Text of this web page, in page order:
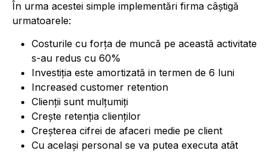
În urma acestei simple implementări firma câştigă
urmatoarele:
Costurile cu forţa de muncă pe această activitate
s-au redus cu 60%
Investiţia este amortizată in termen de 6 luni
Increased customer retention
Clienţii sunt mulţumiţi
Creşte retenţia clienţilor
Creşterea cifrei de afaceri medie pe client
Cu acelaşi personal se va putea executa atât